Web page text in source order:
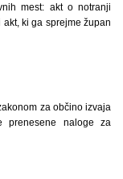
mest: akt o notranji
ki ga sprejme župan
za občino izvaja
prenesene naloge za